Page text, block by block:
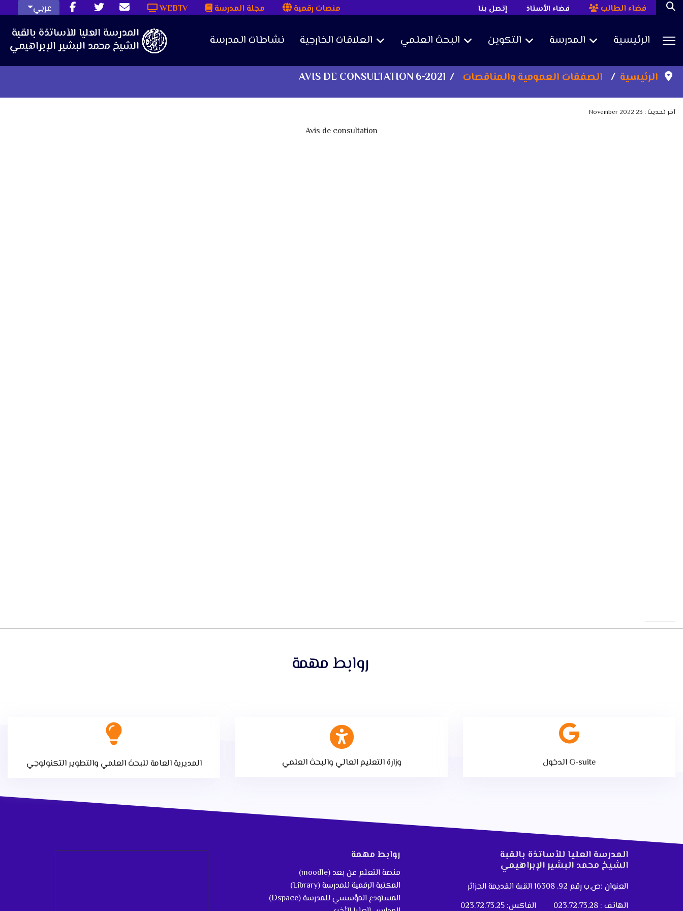
منصات رقمية مجلة المدرسة WEBTV عربي إتصل بنا فضاء الأستاذ فضاء الطالب
نشاطات المدرسة العلاقات الخارجية البحث العلمي التكوين المدرسة الرئيسية
الرئيسية الصفقات العمومية والمناقصات AVIS DE CONSULTATION 6-2021
آخر تحديث : 23 November 2022
Avis de consultation
روابط مهمة
المديرية العامة للبحث العلمي والتطوير التكنولوجي وزارة التعليم العالي والبحث العلمي الدخول G-suite
المدرسة العليا للأساتذة بالقبة
الشيخ محمد البشير الإبراهيمي
العنوان :ص.ب رقم 92. 16308 القبة القديمة الجزائر
الهاتف : 023.72.73.28
الفاكس: 023.72.73.25
روابط مهمة
منصة التعلم عن بعد (moodle)
المكتبة الرقمية للمدرسة (Library)
المستودع المؤسسي للمدرسة (Dspace)